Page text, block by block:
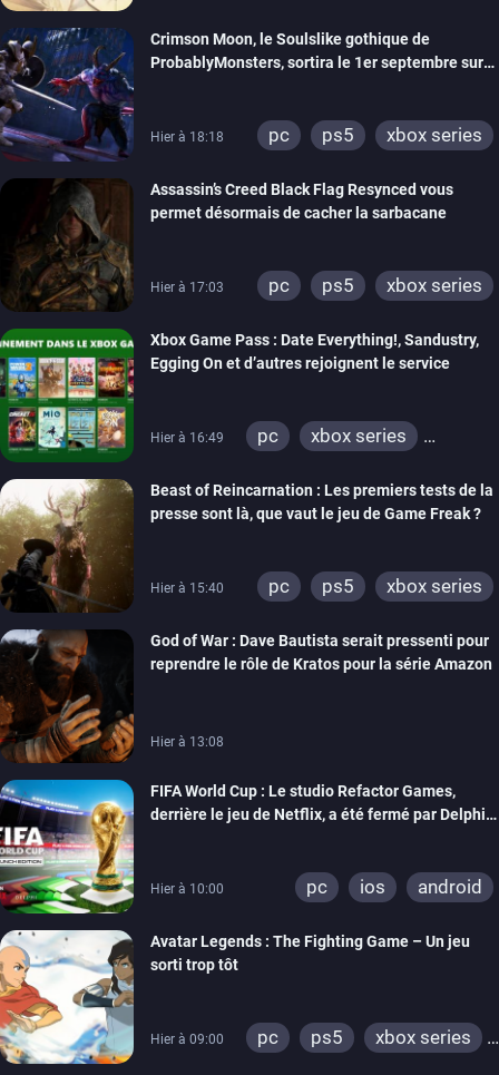
Crimson Moon, le Soulslike gothique de
ProbablyMonsters, sortira le 1er septembre sur
Hier à 18:18 pc ps5 xbox series
Assassin’s Creed Black Flag Resynced vous
permet désormais de cacher la sarbacane
Hier à 17:03 pc ps5 xbox series
Xbox Game Pass : Date Everything!, Sandustry,
Egging On et d’autres rejoignent le service
Hier à 16:49 pc
xbox series
Beast of Reincarnation : Les premiers tests de la
presse sont là, que vaut le jeu de Game Freak ?
Hier à 15:40 pc ps5 xbox series
God of War : Dave Bautista serait pressenti pour
reprendre le rôle de Kratos pour la série Amazon
Hier à 13:08
FIFA World Cup : Le studio Refactor Games,
derrière le jeu de Netflix, a été fermé par Delphi
Hier à 10:00 pc ios android
Avatar Legends : The Fighting Game – Un jeu
sorti trop tôt
Hier à 09:00 pc ps5
xbox series